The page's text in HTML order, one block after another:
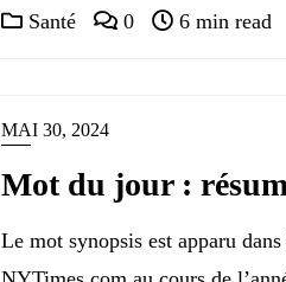
Santé 0 6 min read
MAI 30, 2024
Mot du jour :
Le mot synopsis est apparu